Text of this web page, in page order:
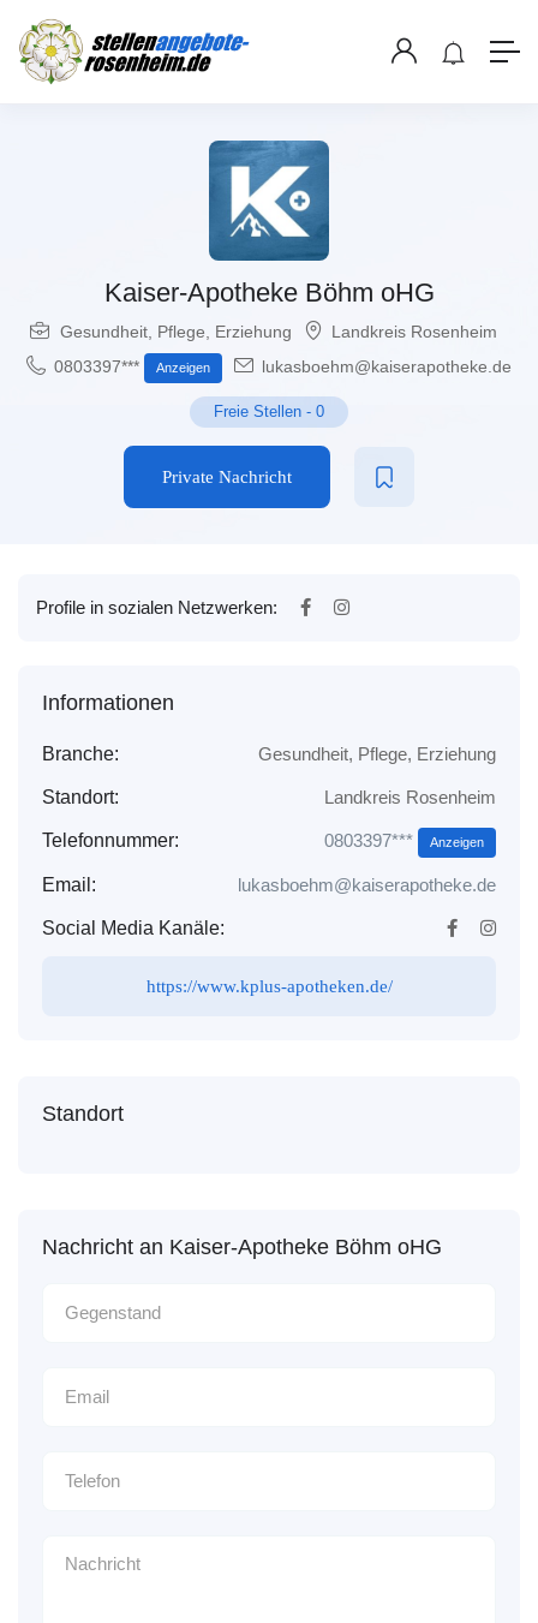
Kaiser-Apotheke Böhm oHG
Gesundheit, Pflege, Erziehung
Landkreis Rosenheim
0803397***
Anzeigen lukasboehm@kaiserapotheke.de
Freie Stellen - 0
Private Nachricht
Profile in sozialen Netzwerken:
Informationen
Branche: Gesundheit, Pflege, Erziehung
Standort: Landkreis Rosenheim
Telefonnummer: 0803397*** Anzeigen
Email: lukasboehm@kaiserapotheke.de
Social Media Kanäle:
https://www.kplus-apotheken.de/
Standort
Nachricht an Kaiser-Apotheke Böhm oHG